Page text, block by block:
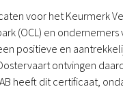
voor het Keurmerk
(OCL) en ondernemers
positieve en
ontvingen
heeft dit certificaat,